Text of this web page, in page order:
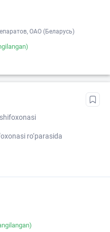
ОАО (Беларусь)
ro‘parasida